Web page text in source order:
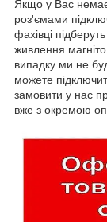
Якщо у Вас
роз'ємами
фахівці
живлення
випадку ми не
можете
замовити у нас
вже з окремою